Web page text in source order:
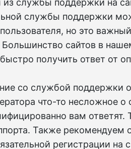
из службы поддержки на
службы поддержки
но это
сайтов в
получить ответ от
со службой поддержки
что-то несложное о
вам
Также рекомендуем
регистрации на